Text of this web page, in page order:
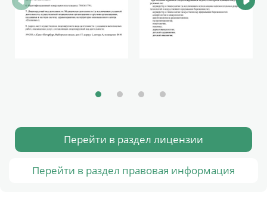
Перейти в раздел лицензии
Перейти в раздел правовая информация